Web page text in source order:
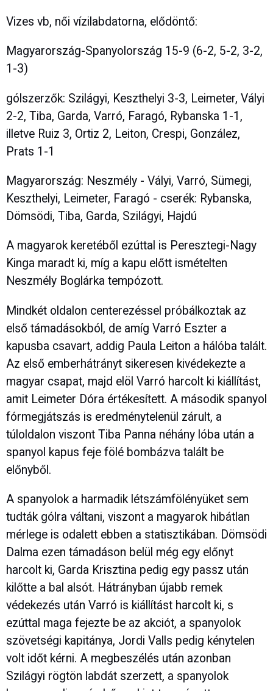
Vizes vb, női vízilabdatorna, elődöntő:
Magyarország-Spanyolország 15-9 (6-2, 5-2, 3-2,
1-3)
gólszerzők: Szilágyi, Keszthelyi 3-3, Leimeter, Vályi
2-2, Tiba, Garda, Varró, Faragó, Rybanska 1-1,
illetve Ruiz 3, Ortiz 2, Leiton, Crespi, González,
Prats 1-1
Magyarország: Neszmély - Vályi, Varró, Sümegi,
Keszthelyi, Leimeter, Faragó - cserék: Rybanska,
Dömsödi, Tiba, Garda, Szilágyi, Hajdú
A magyarok keretéből ezúttal is Peresztegi-Nagy
Kinga maradt ki, míg a kapu előtt ismételten
Neszmély Boglárka tempózott.
Mindkét oldalon centerezéssel próbálkoztak az
első támadásokból, de amíg Varró Eszter a
kapusba csavart, addig Paula Leiton a hálóba talált.
Az első emberhátrányt sikeresen kivédekezte a
magyar csapat, majd elöl Varró harcolt ki kiállítást,
amit Leimeter Dóra értékesített. A második spanyol
fórmegjátszás is eredménytelenül zárult, a
túloldalon viszont Tiba Panna néhány lóba után a
spanyol kapus feje fölé bombázva talált be
előnyből.
A spanyolok a harmadik létszámfölényüket sem
tudták gólra váltani, viszont a magyarok hibátlan
mérlege is odalett ebben a statisztikában. Dömsödi
Dalma ezen támadáson belül még egy előnyt
harcolt ki, Garda Krisztina pedig egy passz után
kilőtte a bal alsót. Hátrányban újabb remek
védekezés után Varró is kiállítást harcolt ki, s
ezúttal maga fejezte be az akciót, a spanyolok
szövetségi kapitánya, Jordi Valls pedig kénytelen
volt időt kérni. A megbeszélés után azonban
Szilágyi rögtön labdát szerzett, a spanyolok